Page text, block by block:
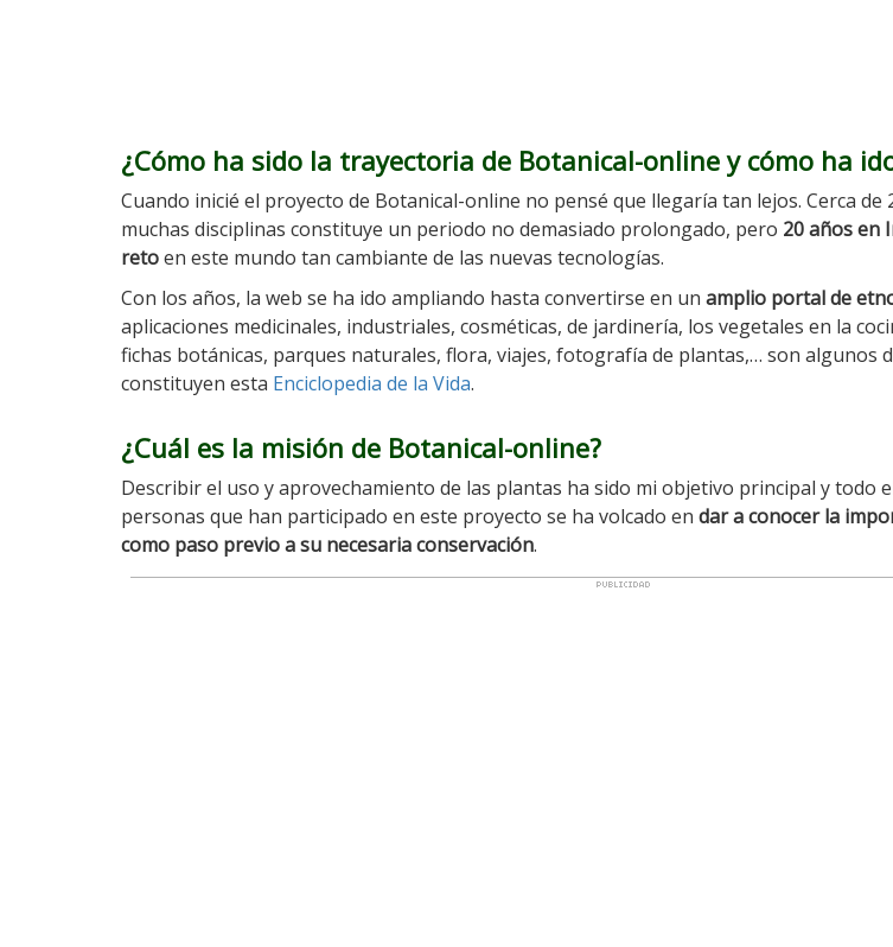
¿Cómo ha sido la trayectoria de Botanical-online y cómo ha
Cuando inicié el proyecto de Botanical-online no pensé que llegaría tan lejos. Cerca de
muchas disciplinas constituye un periodo no demasiado prolongado, pero 20 años en
retoen este mundo tan cambiante de las nuevas tecnologías.
Con los años, la web se ha ido ampliando hasta convertirse en un amplio portal de
aplicaciones medicinales, industriales, cosméticas, de jardinería, los vegetales en la
fichas botánicas, parques naturales, flora, viajes, fotografía de plantas,… son algunos
constituyen esta Enciclopedia de la Vida.
¿Cuál es la misión de Botanical-online?
Describir el uso y aprovechamiento de las plantas ha sido mi objetivo principal y todo
personas que han participado en este proyecto se ha volcado en dar a conocer la
como paso previo a su necesaria conservación.